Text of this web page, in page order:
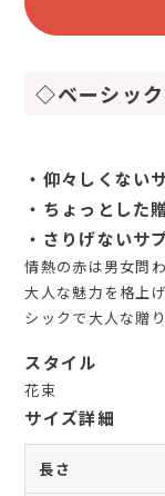
◇ベーシッ
・仰々しくない
・ちょっとした
・さりげないサ
情熱の赤は男女問わ
大人な魅力を格上げ
シックで大人な贈
スタイル
花束
サイズ詳細
長さ